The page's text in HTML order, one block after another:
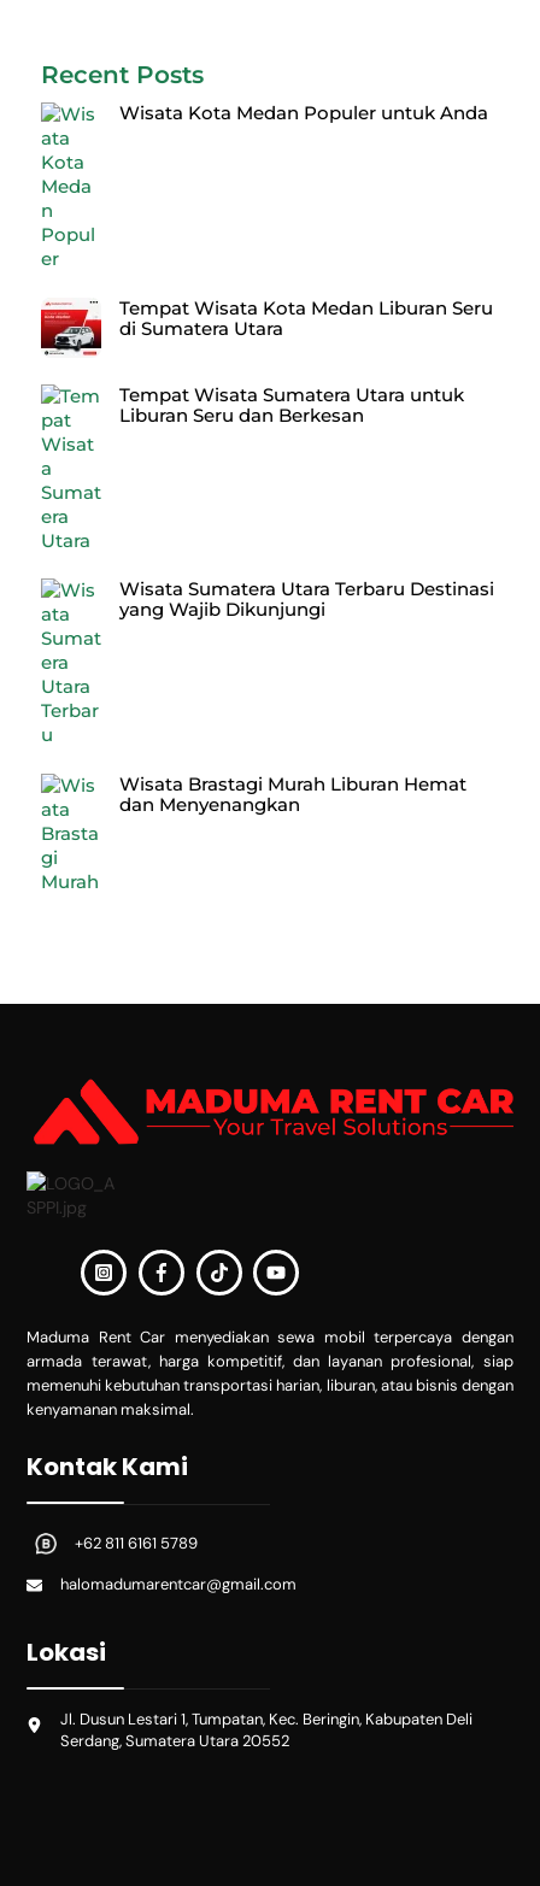
Recent Posts
Wisata Kota Medan Populer untuk Anda
Tempat Wisata Kota Medan Liburan Seru
di Sumatera Utara
Tempat Wisata Sumatera Utara untuk
Liburan Seru dan Berkesan
Wisata Sumatera Utara Terbaru Destinasi
yang Wajib Dikunjungi
Wisata Brastagi Murah Liburan Hemat
dan Menyenangkan
Maduma Rent Car menyediakan sewa mobil terpercaya dengan
armada terawat, harga kompetitif, dan layanan profesional, siap
memenuhi kebutuhan transportasi harian, liburan, atau bisnis dengan
kenyamanan maksimal.
Kontak Kami
+62 811 6161 5789
halomadumarentcar@gmail.com
Lokasi
Jl. Dusun Lestari 1, Tumpatan, Kec. Beringin, Kabupaten Deli
Serdang, Sumatera Utara 20552